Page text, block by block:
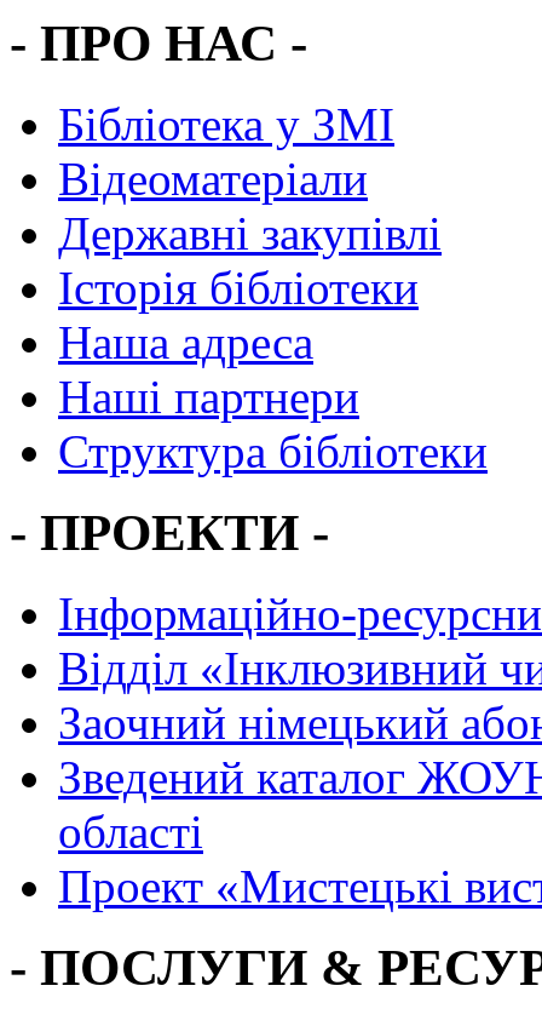
- ПРО НАС -
Бібліотека у ЗМІ
Відеоматеріали
Державні закупівлі
Історія бібліотеки
Наша адреса
Наші партнери
Структура бібліотеки
- ПРОЕКТИ -
Інформаційно-
Вiддiл «Інклюзивний
Заочний німецький
Зведений каталог
області
Проект «Мистецькі
- ПОСЛУГИ &